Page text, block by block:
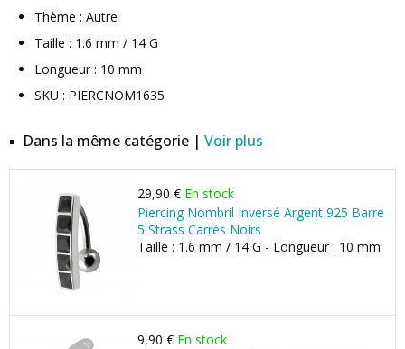
Thème : Autre
Taille : 1.6 mm / 14 G
Longueur : 10 mm
SKU : PIERCNOM1635
Dans la même catégorie | Voir plus
29,90 € En stock
Piercing Nombril Inversé Argent 925 Barre
5 Strass Carrés Noirs
Taille : 1.6 mm / 14 G - Longueur : 10 mm
9,90 € En stock